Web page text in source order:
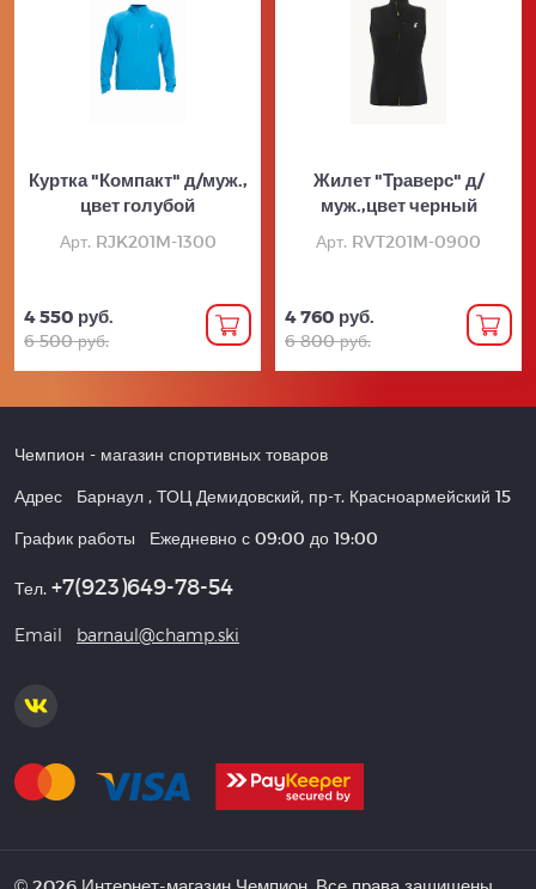
Куртка "Компакт" д/муж.,
цвет голубой
Арт. RJK201M-1300
4 550 руб.
6 500 руб.
Жилет "Траверс" д/
муж.,цвет черный
Арт. RVT201M-0900
4 760 руб.
6 800 руб.
Чемпион - магазин спортивных товаров
Адрес Барнаул , ТОЦ Демидовский, пр-т. Красноармейский 15
График работы Ежедневно с 09:00 до 19:00
Тел. +7(923)649-78-54
Email barnaul@champ.ski